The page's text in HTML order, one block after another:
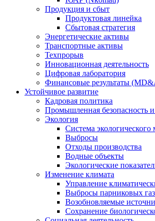
Продукция и сбыт
Продуктовая линейка
Сбытовая стратегия
Энергетические активы
Транспортные активы
Техпрорыв
Инновационная деятельность
Цифровая лаборатория
Финансовые результаты
Устойчивое развитие
Кадровая политика
Промышленная безопасность и
Экология
Система
Выбросы
Отходы производства
Водные объекты
Экологические
Изменение климата
Управление
Выбросы парниковых
Возобновляемые
Сохранение